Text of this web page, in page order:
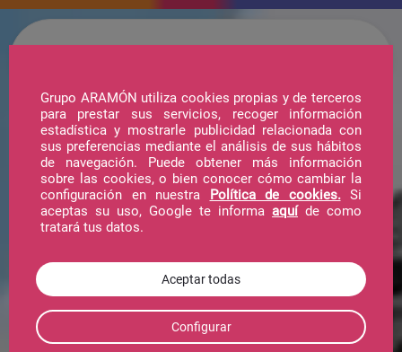
Grupo ARAMÓN utiliza cookies propias y de terceros
para prestar sus servicios, recoger información
estadística y mostrarle publicidad relacionada con
sus preferencias mediante el análisis de sus hábitos
de navegación. Puede obtener más información
sobre las cookies, o bien conocer cómo cambiar la
configuración en nuestra Política de cookies.Si
aceptas su uso, Google te informa aquíde como
tratará tus datos.